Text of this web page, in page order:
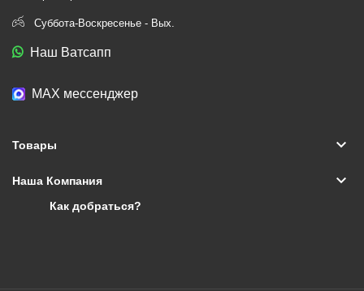
Суббота-Воскресенье - Вых.
Наш Ватсапп
МАХ мессенджер
Товары keyboard_arrow_down
Наша Компания keyboard_arrow_down
Как добраться?